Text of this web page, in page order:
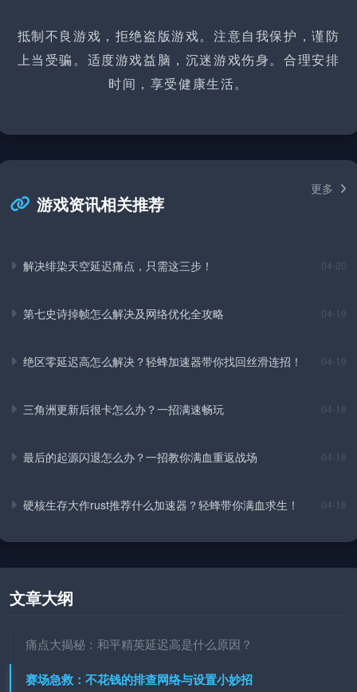
抵制不良游戏，拒绝盗版游戏。注意自我保护，谨防
上当受骗。适度游戏益脑，沉迷游戏伤身。合理安排
时间，享受健康生活。
游戏资讯相关推荐
更多
解决绯染天空延迟痛点，只需这三步！ 04-20
第七史诗掉帧怎么解决及网络优化全攻略 04-19
绝区零延迟高怎么解决？轻蜂加速器带你找回丝滑连招！ 04-19
三角洲更新后很卡怎么办？一招满速畅玩 04-18
最后的起源闪退怎么办？一招教你满血重返战场 04-18
硬核生存大作rust推荐什么加速器？轻蜂带你满血求生！ 04-18
文章大纲
痛点大揭秘：和平精英延迟高是什么原因？
赛场急救：不花钱的排查网络与设置小妙招